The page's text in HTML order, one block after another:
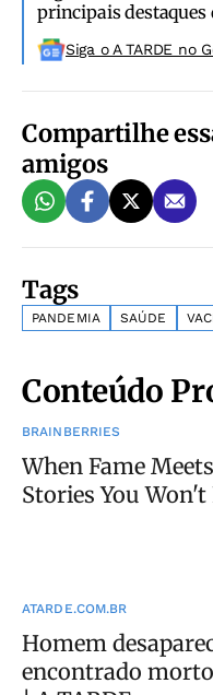
principais destaques
Siga o A TARDE no
Compartilhe
amigos
Tags
PANDEMIA SAÚDE